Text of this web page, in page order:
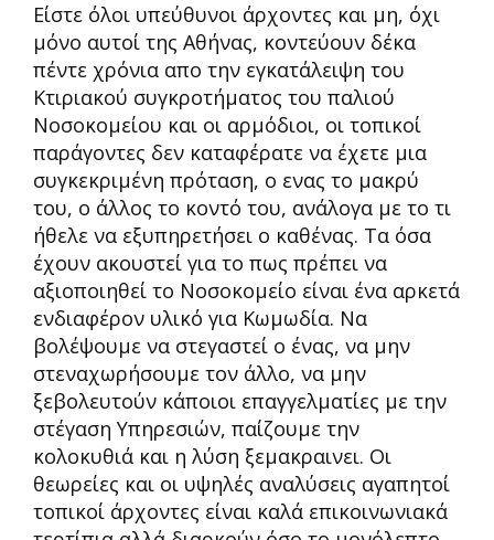
Είστε όλοι υπεύθυνοι άρχοντες και μη, όχι
μόνο αυτοί της Αθήνας, κοντεύουν δέκα
πέντε χρόνια απο την εγκατάλειψη του
Κτιριακού συγκροτήματος του παλιού
Νοσοκομείου και οι αρμόδιοι, οι τοπικοί
παράγοντες δεν καταφέρατε να έχετε μια
συγκεκριμένη πρόταση, ο ενας το μακρύ
του, ο άλλος το κοντό του, ανάλογα με το τι
ήθελε να εξυπηρετήσει ο καθένας. Τα όσα
έχουν ακουστεί για το πως πρέπει να
αξιοποιηθεί το Νοσοκομείο είναι ένα αρκετά
ενδιαφέρον υλικό για Κωμωδία. Να
βολέψουμε να στεγαστεί ο ένας, να μην
στεναχωρήσουμε τον άλλο, να μην
ξεβολευτούν κάποιοι επαγγελματίες με την
στέγαση Υπηρεσιών, παίζουμε την
κολοκυθιά και η λύση ξεμακραινει. Οι
θεωρείες και οι υψηλές αναλύσεις αγαπητοί
τοπικοί άρχοντες είναι καλά επικοινωνιακά